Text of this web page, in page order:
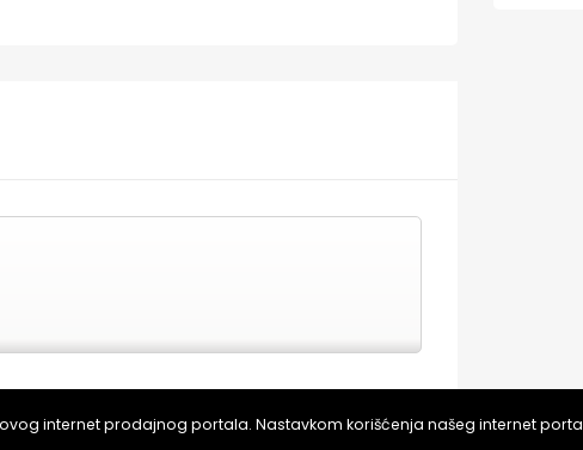
KUPI ULAZNICE NA PRODAJNOM MJESTU
internet prodajnog portala. Nastavkom korišćenja našeg internet